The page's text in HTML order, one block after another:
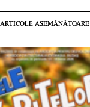
ARTICOLE ASEMĂNĂTOARE